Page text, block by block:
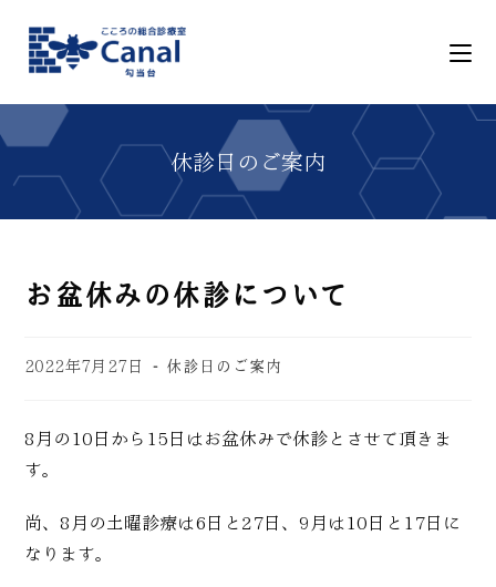
お盆休みの休診について
2022年7月27日 休診日のご案内
8月の10日から15日はお盆休みで休診とさせて頂きま
す。
尚、8月の土曜診療は6日と27日、9月は10日と17日に
なります。